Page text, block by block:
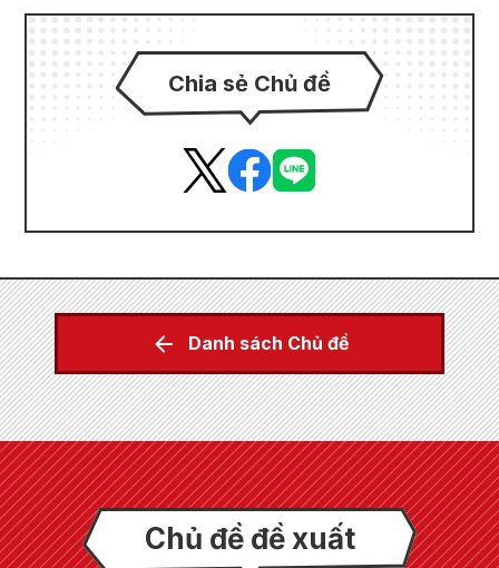
Chia sẻ Chủ đề
Danh sách Chủ đề
Chủ đề đề xuất